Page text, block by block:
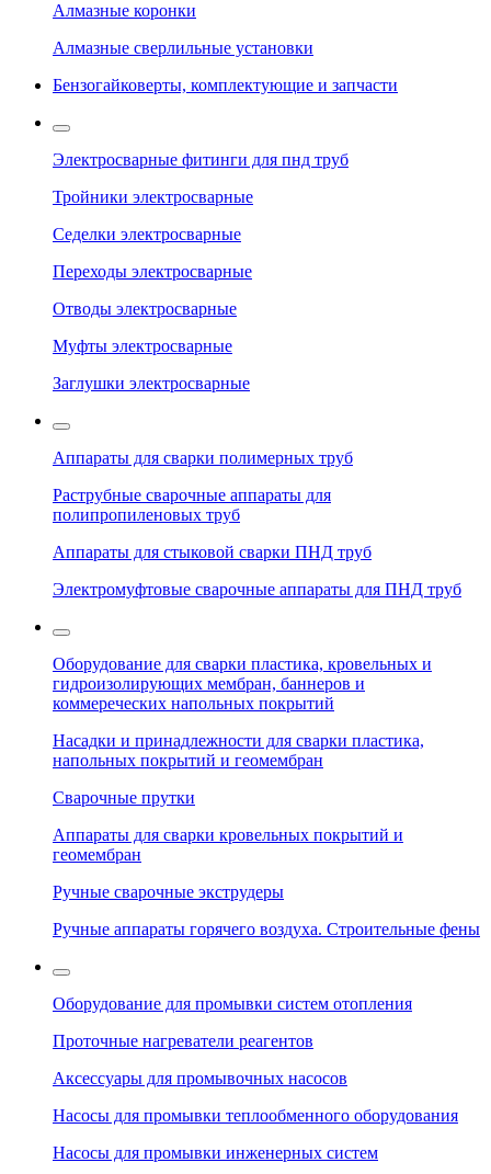
Алмазные коронки
Алмазные сверлильные установки
Бензогайковерты, комплектующие и запчасти
Электросварные фитинги для пнд труб
Тройники электросварные
Седелки электросварные
Переходы электросварные
Отводы электросварные
Муфты электросварные
Заглушки электросварные
Аппараты для сварки полимерных труб
Раструбные сварочные аппараты для
полипропиленовых труб
Аппараты для стыковой сварки ПНД труб
Электромуфтовые сварочные аппараты для ПНД труб
Оборудование для сварки пластика, кровельных и
гидроизолирующих мембран, баннеров и
коммереческих напольных покрытий
Насадки и принадлежности для сварки пластика,
напольных покрытий и геомембран
Сварочные прутки
Аппараты для сварки кровельных покрытий и
геомембран
Ручные сварочные экструдеры
Ручные аппараты горячего воздуха. Строительные фены
Оборудование для промывки систем отопления
Проточные нагреватели реагентов
Аксессуары для промывочных насосов
Насосы для промывки теплообменного оборудования
Насосы для промывки инженерных систем